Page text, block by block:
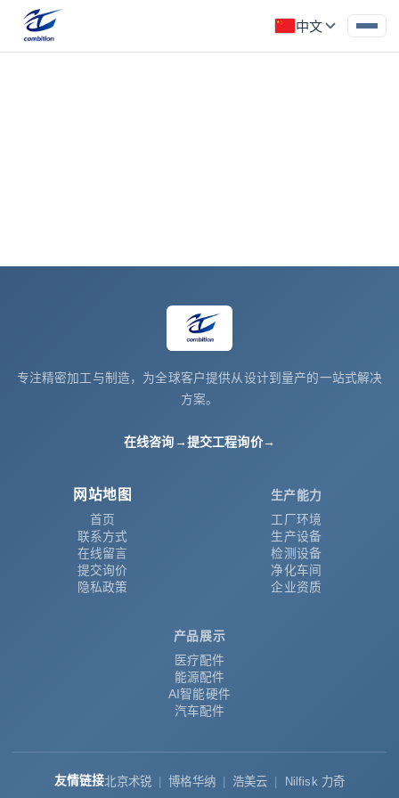
中文
专注精密加工与制造，为全球客户提供从设计到量产的一站式解决
方案。
在线咨询→提交工程询价→
网站地图
首页
联系方式
在线留言
提交询价
隐私政策
生产能力
工厂环境
生产设备
检测设备
净化车间
企业资质
产品展示
医疗配件
能源配件
AI智能硬件
汽车配件
友情链接北京术锐 博格华纳 浩美云 Nilfisk 力奇